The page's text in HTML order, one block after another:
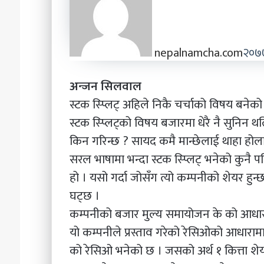
nepalnamcha.com
अन्जन सिलवाल
स्टक स्प्लिट् अहिले निकै चर्चाको विषय
स्टक स्प्लिट्को विषय बजारमा धेरै नै सुनिन
किन गरिन्छ ? सायद कमै मान्छेलाई थाहा
सरल भाषामा भन्दा स्टक स्प्लिट् भनेको कुनै
हो । यसो गर्दा जोसँग त्यो कम्पनीको शेयर
घट्छ ।
कम्पनीको बजार मुल्य समायोजन के को
यो कम्पनीले प्रस्ताव गरेको रेसिओको
को रेसिओ भनेको छ । जसको अर्थ १ कित्ता